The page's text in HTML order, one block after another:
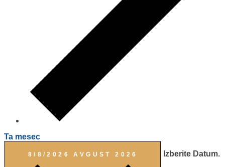
Ta mesec
8/8/2026AVGUST 2026 Izberite Datum.